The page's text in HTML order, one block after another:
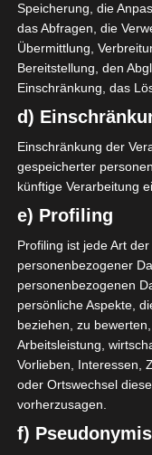
Für die Nutzung
Gordon House,
benötigen wir laut
Google
verarbeitet und
Sie
Google
Die ersten vier
tunesischen
16./17.
Öffentlichkeit
Espérance
Guerdane und
diesem
Wettbewerben
aktuellem
Speicherung, die
das Abfragen, die
Übermittlung,
Bereitstellung, den
Einschränkung, das
d)
Einschränkung der
gespeicherter
künftige Verarbeitung
e) Profiling
Profiling ist jede Art
personenbezogener
personenbezogenen
persönliche Aspekte,
beziehen, zu
Arbeitsleistung,
Vorlieben, Interessen,
oder Ortswechsel
vorherzusagen.
f)